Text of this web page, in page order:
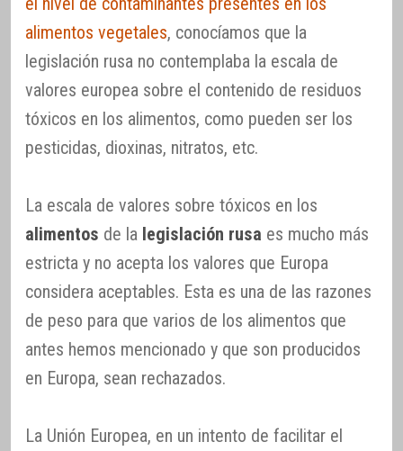
alimentos vegetales, conocíamos que la
legislación rusa no contemplaba la escala de
valores europea sobre el contenido de residuos
tóxicos en los alimentos, como pueden ser los
pesticidas, dioxinas, nitratos, etc.
La escala de valores sobre tóxicos en los
alimentos de la legislación rusa es mucho más
estricta y no acepta los valores que Europa
considera aceptables. Esta es una de las razones
de peso para que varios de los alimentos que
antes hemos mencionado y que son producidos
en Europa, sean rechazados.
La Unión Europea, en un intento de facilitar el